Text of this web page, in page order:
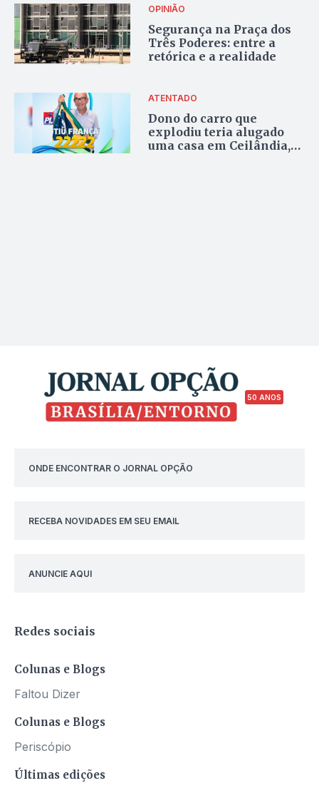
OPINIÃO
Segurança na Praça dos
Três Poderes: entre a
retórica e a realidade
ATENTADO
Dono do carro que
explodiu teria alugado
uma casa em Ceilândia,
50 ANOS
ONDE ENCONTRAR O JORNAL OPÇÃO
RECEBA NOVIDADES EM SEU EMAIL
ANUNCIE AQUI
Redes sociais
Colunas e Blogs
Faltou Dizer
Colunas e Blogs
Periscópio
Últimas edições